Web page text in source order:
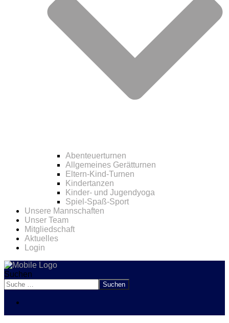
Abenteuerturnen
Allgemeines Gerätturnen
Eltern-Kind-Turnen
Kindertanzen
Kinder- und Jugendyoga
Spiel-Spaß-Sport
Unsere Mannschaften
Unser Team
Mitgliedschaft
Aktuelles
Login
Suchen
Suchen